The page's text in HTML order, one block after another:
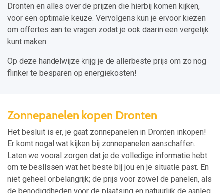
Dronten en alles over de prijzen die hierbij komen kijken,
voor een optimale keuze. Vervolgens kun je ervoor kiezen
om offertes aan te vragen zodat je ook daarin een vergelijk
kunt maken.
Op deze handelwijze krijg je de allerbeste prijs om zo nog
flinker te besparen op energiekosten!
Zonnepanelen kopen Dronten
Het besluit is er, je gaat zonnepanelen in Dronten inkopen!
Er komt nogal wat kijken bij zonnepanelen aanschaffen.
Laten we vooral zorgen dat je de volledige informatie hebt
om te beslissen wat het beste bij jou en je situatie past. En
niet geheel onbelangrijk; de prijs voor zowel de panelen, als
de benodigdheden voor de plaatsing en natuurlijk de aanleg